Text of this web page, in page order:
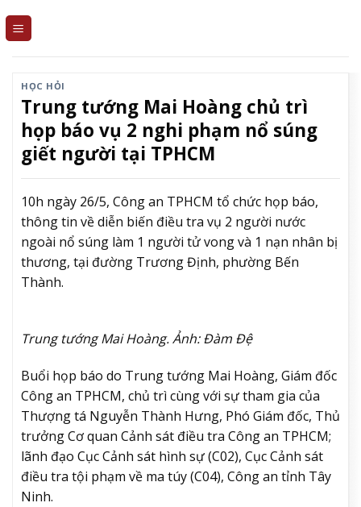
HỌC HỎI
Trung tướng Mai Hoàng chủ trì
họp báo vụ 2 nghi phạm nổ súng
giết người tại TPHCM
10h ngày 26/5, Công an TPHCM tổ chức họp báo,
thông tin về diễn biến điều tra vụ 2 người nước
ngoài nổ súng làm 1 người tử vong và 1 nạn nhân bị
thương, tại đường Trương Định, phường Bến
Thành.
Trung tướng Mai Hoàng. Ảnh: Đàm Đệ
Buổi họp báo do Trung tướng Mai Hoàng, Giám đốc
Công an TPHCM, chủ trì cùng với sự tham gia của
Thượng tá Nguyễn Thành Hưng, Phó Giám đốc, Thủ
trưởng Cơ quan Cảnh sát điều tra Công an TPHCM;
lãnh đạo Cục Cảnh sát hình sự (C02), Cục Cảnh sát
điều tra tội phạm về ma túy (C04), Công an tỉnh Tây
Ninh.